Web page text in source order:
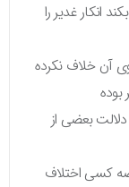
انکار غدیر را
آن خلاف نکرده
بعضی از
اختلاف